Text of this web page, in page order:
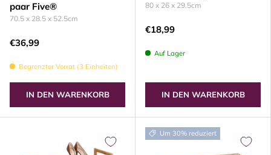
paar Five®
70.5 x 28.5 x 52.5cm
€36,99
Begrenzter Vorrat (3 Einheiten)
IN DEN WARENKORB
80 x 26 x 29.5cm
€18,99
Auf Lager
IN DEN WARENKORB
Um 30% reduziert